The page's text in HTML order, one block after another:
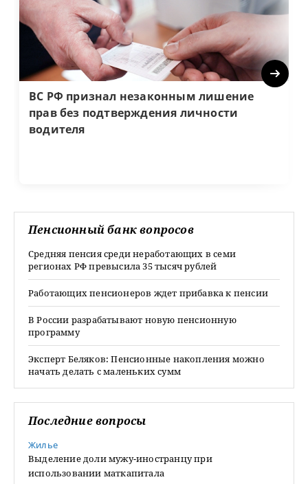
ВС РФ признал незаконным лишение
прав без подтверждения личности
водителя
Next
Пенсионный банк вопросов
Средняя пенсия среди неработающих в семи
регионах РФ превысила 35 тысяч рублей
Работающих пенсионеров ждет прибавка к пенсии
В России разрабатывают новую пенсионную
программу
Эксперт Беляков: Пенсионные накопления можно
начать делать с маленьких сумм
Последние вопросы
Жилье
Выделение доли мужу-иностранцу при
использовании маткапитала